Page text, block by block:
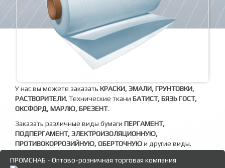
У нас вы можете заказать КРАСКИ, ЭМАЛИ, ГРУНТОВКИ,
РАСТВОРИТЕЛИ. Технические ткани БАТИСТ, БЯЗЬ ГОСТ,
ОКСФОРД, МАРЛЮ, БРЕЗЕНТ.
Заказать различные виды бумаги ПЕРГАМЕНТ,
ПОДПЕРГАМЕНТ, ЭЛЕКТРОИЗОЛЯЦИОННУЮ,
ПРОТИВОКОРРОЗИЙНУЮ, ОБЕРТОЧНУЮи другие виды.
ПРОМСНАБ - Оптово-розничная торговая компания